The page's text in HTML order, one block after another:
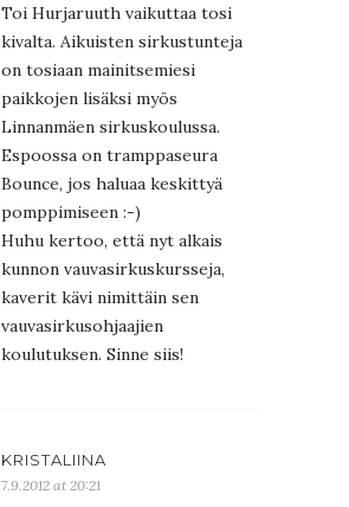
Toi Hurjaruuth vaikuttaa tosi
kivalta. Aikuisten sirkustunteja
on tosiaan mainitsemiesi
paikkojen lisäksi myös
Linnanmäen sirkuskoulussa.
Espoossa on tramppaseura
Bounce, jos haluaa keskittyä
pomppimiseen :-)
Huhu kertoo, että nyt alkais
kunnon vauvasirkuskursseja,
kaverit kävi nimittäin sen
vauvasirkusohjaajien
koulutuksen. Sinne siis!
KRISTALIINA
7.9.2012 at 20:21